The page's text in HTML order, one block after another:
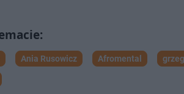
Ania Rusowicz Afromental